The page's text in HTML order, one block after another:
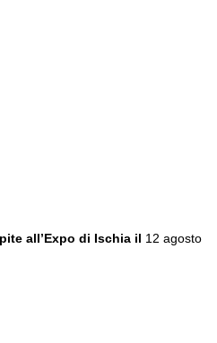
all’Expo di Ischia il 12 agosto